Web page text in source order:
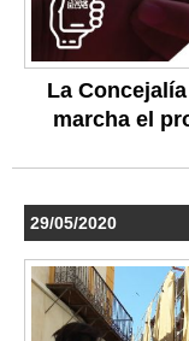
La
marcha el
29/05/2020